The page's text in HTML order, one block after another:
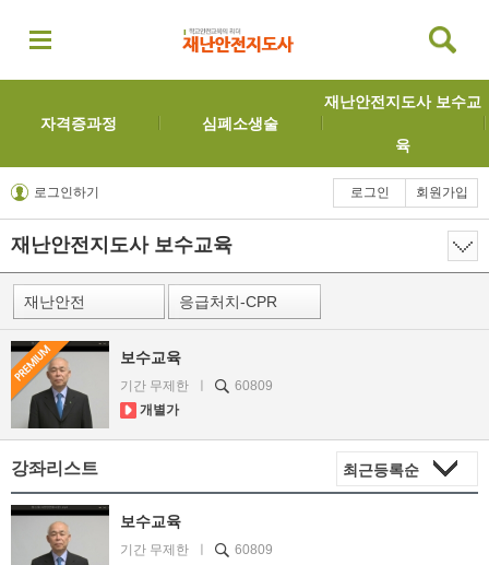
자격증과정 심폐소생술
재난안전지도사 보수교
육
로그인하기 로그인 회원가입
재난안전지도사 보수교육
재난안전 응급처치-CPR
보수교육
기간 무제한 ㅣ
60809
개별가
강좌리스트
보수교육
기간 무제한 ㅣ
60809